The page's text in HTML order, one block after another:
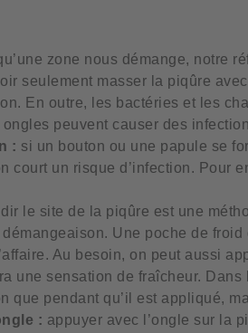
zone nous démange, notre
seulement masser la piqûre
En outre, les bactéries et les
peuvent causer des
: si un bouton ou une papule se
court un risque d’infection. Pour
le site de la piqûre est une
Une poche de
Au besoin, on peut aussi
une sensation de fraîcheur.
que pendant qu’il est appliqué,
: appuyer avec l’ongle sur la